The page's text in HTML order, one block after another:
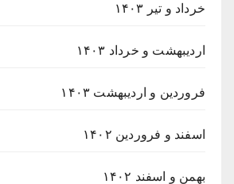
خرداد و تیر ۱۴۰۳
اردیبهشت و خرداد ۱۴۰۳
فروردین و اردیبهشت ۱۴۰۳
اسفند و فروردین ۱۴۰۲
بهمن و اسفند ۱۴۰۲